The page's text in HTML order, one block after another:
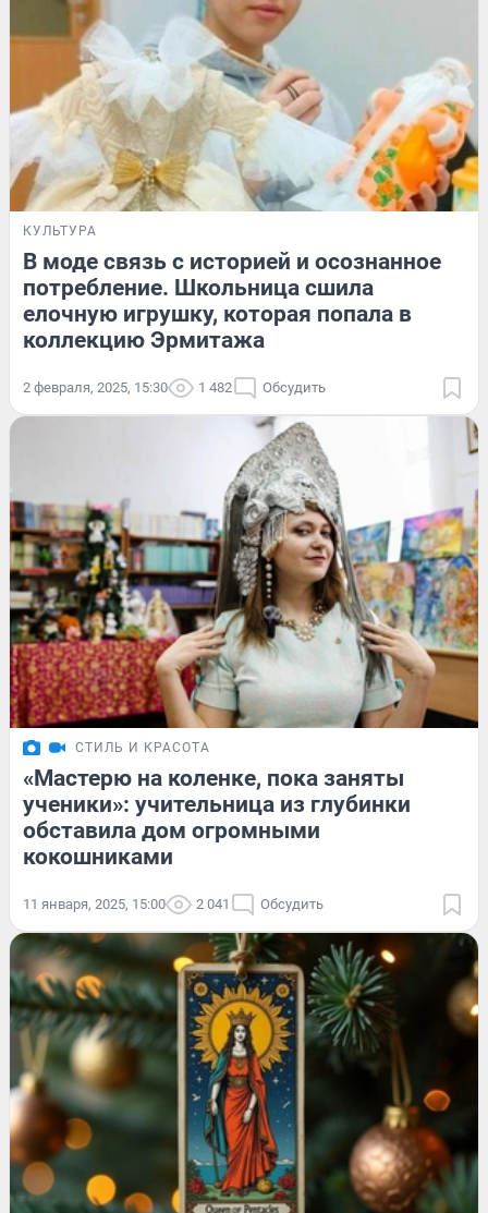
КУЛЬТУРА
В моде связь с историей и осознанное
потребление. Школьница сшила
елочную игрушку, которая попала в
коллекцию Эрмитажа
2 февраля, 2025, 15:30 1 482 Обсудить
СТИЛЬ И КРАСОТА
«Мастерю на коленке, пока заняты
ученики»: учительница из глубинки
обставила дом огромными
кокошниками
11 января, 2025, 15:00 2 041 Обсудить